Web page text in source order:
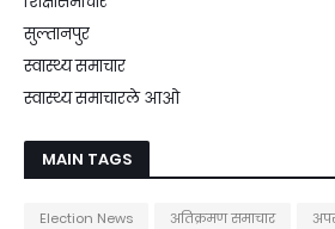
सुल्तानपुर
स्वास्थ्य समाचार
स्वास्थ्य समाचारले आओ
MAIN TAGS
Election News अतिक्रमण समाचार